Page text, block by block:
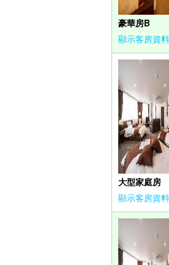
豪華房B
顯示客房資料
大型家庭房
顯示客房資料